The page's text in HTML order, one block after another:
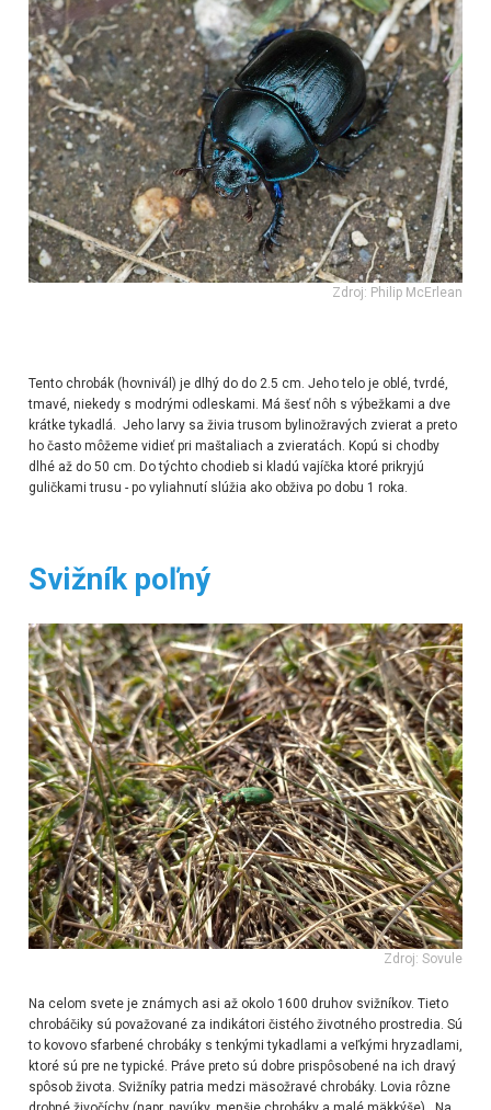
Zdroj: Philip McErlean
Tento chrobák (hovnivál) je dlhý do do 2.5 cm. Jeho telo je oblé, tvrdé,
tmavé, niekedy s modrými odleskami. Má šesť nôh s výbežkami a dve
krátke tykadlá. Jeho larvy sa živia trusom bylinožravých zvierat a preto
ho často môžeme vidieť pri maštaliach a zvieratách. Kopú si chodby
dlhé až do 50 cm. Do týchto chodieb si kladú vajíčka ktoré prikryjú
guličkami trusu - po vyliahnutí slúžia ako obživa po dobu 1 roka.
Svižník poľný
Zdroj: Sovule
Na celom svete je známych asi až okolo 1600 druhov svižníkov. Tieto
chrobáčiky sú považované za indikátori čistého životného prostredia. Sú
to kovovo sfarbené chrobákys tenkýmitykadlami a veľkými hryzadlami,
ktoré sú pre ne typické. Práve preto sú dobre prispôsobené na ich dravý
spôsob života. Svižníky patria medzi mäsožravé chrobáky. Lovia rôzne